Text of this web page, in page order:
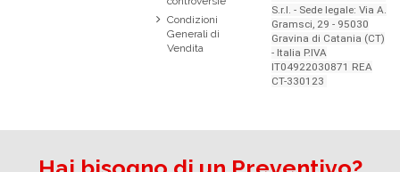
Condizioni
Generali di
Vendita
S.r.l. - Sede legale: Via A.
Gramsci, 29 - 95030
Gravina di Catania (CT)
- Italia P.IVA
IT04922030871 REA
CT-330123